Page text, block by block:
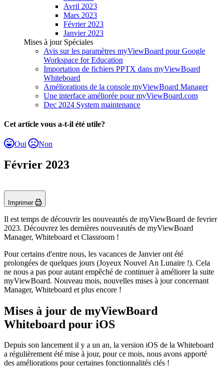
Avril 2023
Mars 2023
Février 2023
Janvier 2023
Mises à jour Spéciales
Avis sur les paramètres myViewBoard pour Google
Workspace for Education
Importation de fichiers PPTX dans myViewBoard
Whiteboard
Améliorations de la console myViewBoard Manager
Une interface améliorée pour myViewBoard.com
Dec 2024 System maintenance
Cet article vous a-t-il été utile?
Oui Non
Février 2023
Imprimer
Il est temps de découvrir les nouveautés de myViewBoard de fevrier
2023. Découvrez les dernières nouveautés de myViewBoard
Manager, Whiteboard et Classroom !
Pour certains d'entre nous, les vacances de Janvier ont été
prolongées de quelques jours (Joyeux Nouvel An Lunaire !). Cela
ne nous a pas pour autant empêché de continuer à améliorer la suite
myViewBoard. Nouveau mois, nouvelles mises à jour concernant
Manager, Whiteboard et plus encore !
Mises à jour de myViewBoard
Whiteboard pour iOS
Depuis son lancement il y a un an, la version iOS de la Whiteboard
a régulièrement été mise à jour, pour ce mois, nous avons apporté
des améliorations pour certaines fonctionnalités clés !